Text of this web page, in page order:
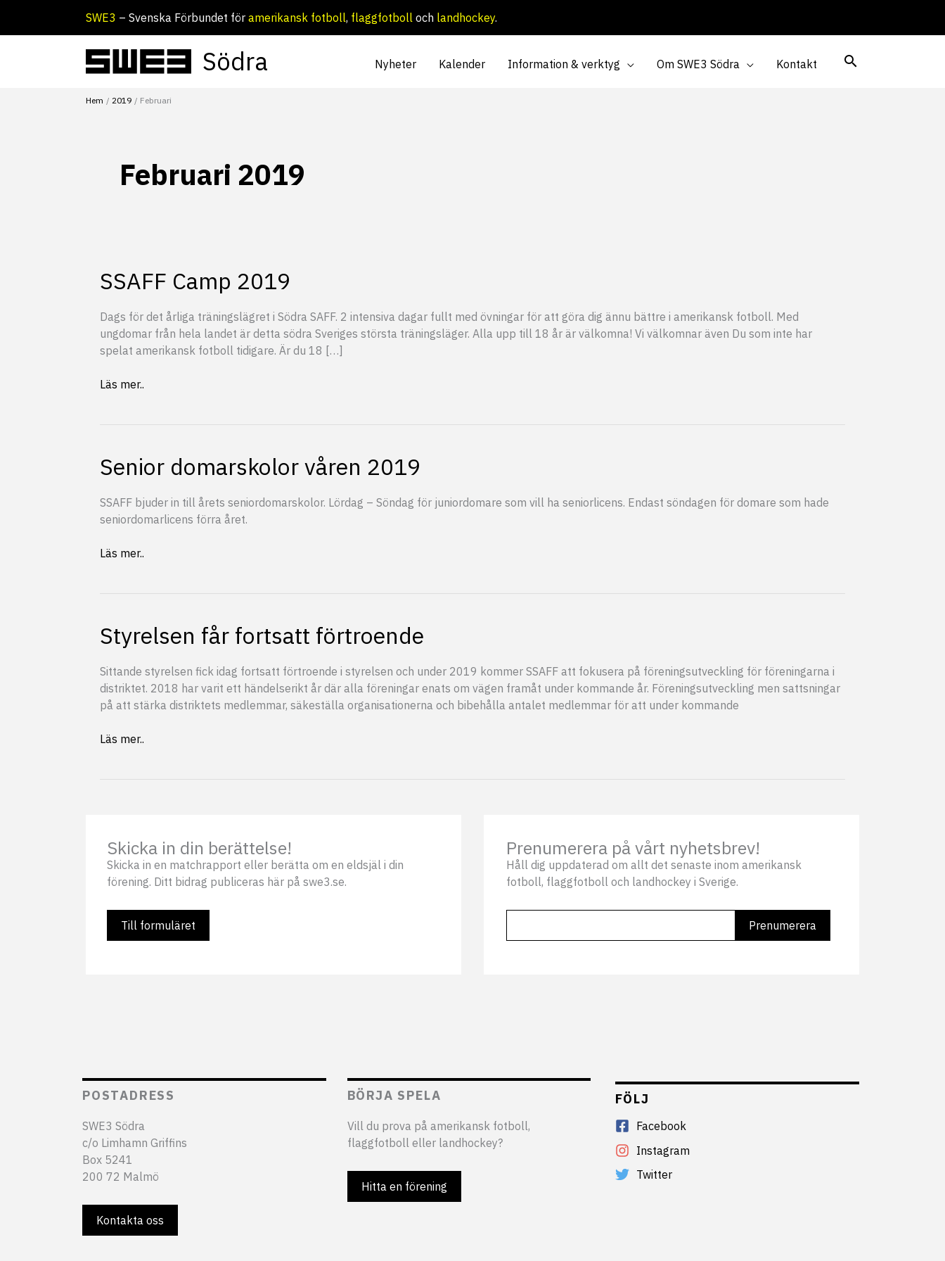
SWE3 – Svenska Förbundet för amerikansk fotboll, flaggfotboll och landhockey.
Södra Nyheter Kalender Information & verktyg Om SWE3 Södra Kontakt
Hem 2019 Februari
Februari 2019
SSAFF Camp 2019
Dags för det årliga träningslägret i Södra SAFF. 2 intensiva dagar fullt med övningar för att göra dig ännu bättre i amerikansk fotboll. Med
ungdomar från hela landet är detta södra Sveriges största träningsläger. Alla upp till 18 år är välkomna! Vi välkomnar även Du som inte har
spelat amerikansk fotboll tidigare. Är du 18 […]
SSAFF
Läs mer..
Senior domarskolor våren 2019
SSAFF bjuder in till årets seniordomarskolor. Lördag – Söndag för juniordomare som vill ha seniorlicens. Endast söndagen för domare som hade
seniordomarlicens förra året.
Senior
Läs mer..
Styrelsen får fortsatt förtroende
Sittande styrelsen fick idag fortsatt förtroende i styrelsen och under 2019 kommer SSAFF att fokusera på föreningsutveckling för föreningarna i
distriktet. 2018 har varit ett händelserikt år där alla föreningar enats om vägen framåt under kommande år. Föreningsutveckling men sattsningar
på att stärka distriktets medlemmar, säkeställa organisationerna och bibehålla antalet medlemmar för att under kommande
Styrelsen
Läs mer..
Skicka in din berättelse!
Skicka in en matchrapport eller berätta om en eldsjäl i din
förening. Ditt bidrag publiceras här på swe3.se.
Till formuläret
Prenumerera på vårt nyhetsbrev!
Håll dig uppdaterad om allt det senaste inom amerikansk
fotboll, flaggfotboll och landhockey i Sverige.
POSTADRESS
SWE3 Södra
c/o Limhamn Griffins
Box 5241
200 72 Malmö
Kontakta oss
BÖRJA SPELA
Vill du prova på amerikansk fotboll,
flaggfotboll eller landhockey?
Hitta en förening
FÖLJ
Facebook
Instagram
Twitter